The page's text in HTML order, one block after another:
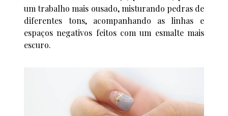
um trabalho mais ousado, misturando pedras de
diferentes tons, acompanhando as linhas e
espaços negativos feitos com um esmalte mais
escuro.